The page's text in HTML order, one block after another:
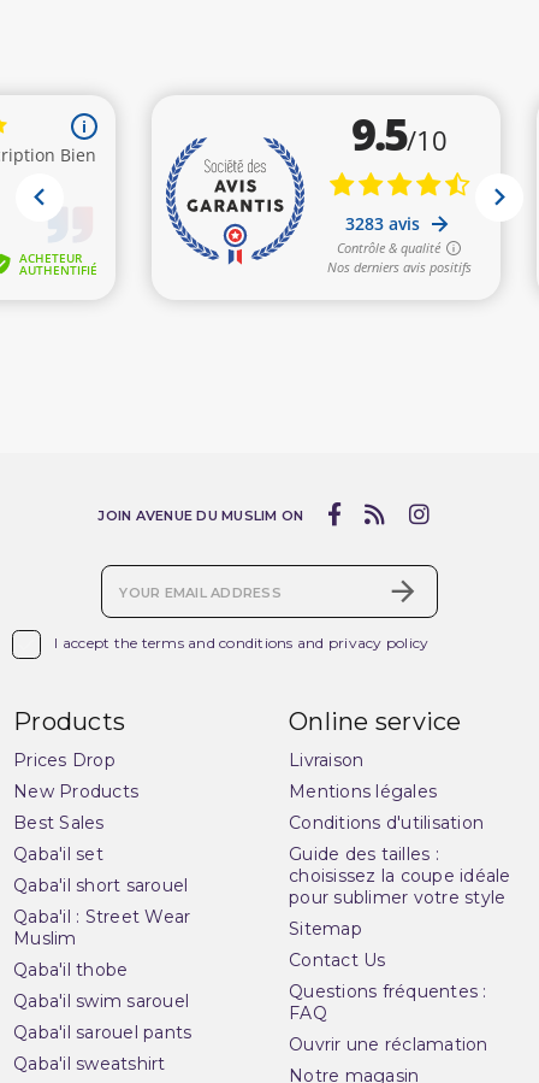
I accept the terms and conditions and privacy policy
JOIN AVENUE DU MUSLIM ON
Products
Prices Drop
New Products
Best Sales
Qaba'il set
Qaba'il short sarouel
Qaba'il : Street Wear
Muslim
Qaba'il thobe
Qaba'il swim sarouel
Qaba'il sarouel pants
Qaba'il sweatshirt
Online service
Livraison
Mentions légales
Conditions d'utilisation
Guide des tailles :
choisissez la coupe idéale
pour sublimer votre style
Sitemap
Contact Us
Questions fréquentes :
FAQ
Ouvrir une réclamation
Notre magasin